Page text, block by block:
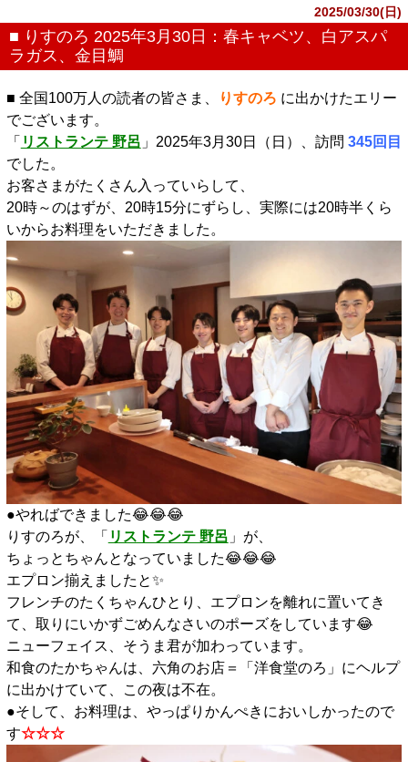
2025/03/30(日)
■ りすのろ 2025年3月30日：春キャベツ、白アスパ
ラガス、金目鯛
■ 全国100万人の読者の皆さま、 りすのろ に出かけたエリー
でございます。
「 リストランテ 野呂 」2025年3月30日（日）、訪問 345回目
でした。
お客さまがたくさん入っていらして、
20時～のはずが、20時15分にずらし、実際には20時半くら
いからお料理をいただきました。
●やればできました😂😂😂
りすのろが、「 リストランテ 野呂 」が、
ちょっとちゃんとなっていました😂😂😂
エプロン揃えましたと✨️
フレンチのたくちゃんひとり、エプロンを離れに置いてき
て、取りにいかずごめんなさいのポーズをしています😂
ニューフェイス、そうま君が加わっています。
和食のたかちゃんは、六角のお店＝「洋食堂のろ」にヘルプ
に出かけていて、この夜は不在。
●そして、お料理は、やっぱりかんぺきにおいしかったので
す☆☆☆